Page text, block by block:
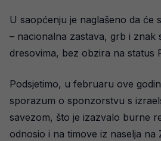
U saopćenju je naglašeno da će
– nacionalna zastava, grb i znak
dresovima, bez obzira na status
Podsjetimo, u februaru ove
sporazum o sponzorstvu s
savezom, što je izazvalo burne
odnosio i na timove iz naselja na